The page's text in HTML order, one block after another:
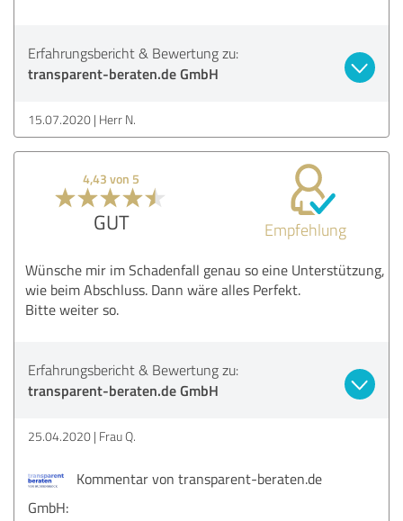
Erfahrungsbericht & Bewertung zu:
transparent-beraten.de GmbH
15.07.2020 Herr N.
4,43 von 5
GUT Empfehlung
Wünsche mir im Schadenfall genau so eine Unterstützung,
wie beim Abschluss. Dann wäre alles Perfekt.
Bitte weiter so.
Erfahrungsbericht & Bewertung zu:
transparent-beraten.de GmbH
25.04.2020 Frau Q.
Kommentar von transparent-beraten.de
GmbH: